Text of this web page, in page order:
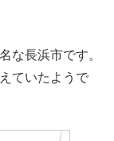
な長浜市です。
ていたようで